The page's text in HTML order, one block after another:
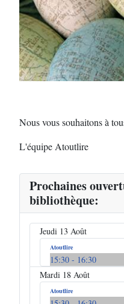
Prochaines
bibliothèque:
Jeudi 13 Août
Atoutlire
15:30 - 16:30
Mardi 18 Août
Atoutlire
Nous vous souhaitons à
L'équipe Atoutlire